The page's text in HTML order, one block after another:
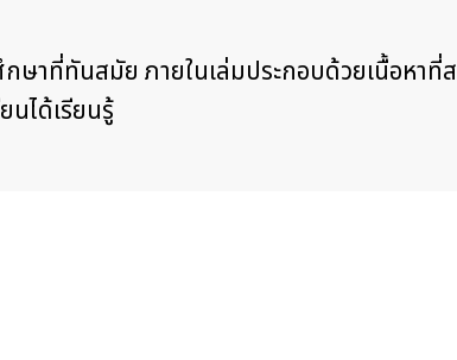
ษาที่ทันสมัย ภายในเล่มประกอบด้วยเนื้อหา
นได้เรียนรู้